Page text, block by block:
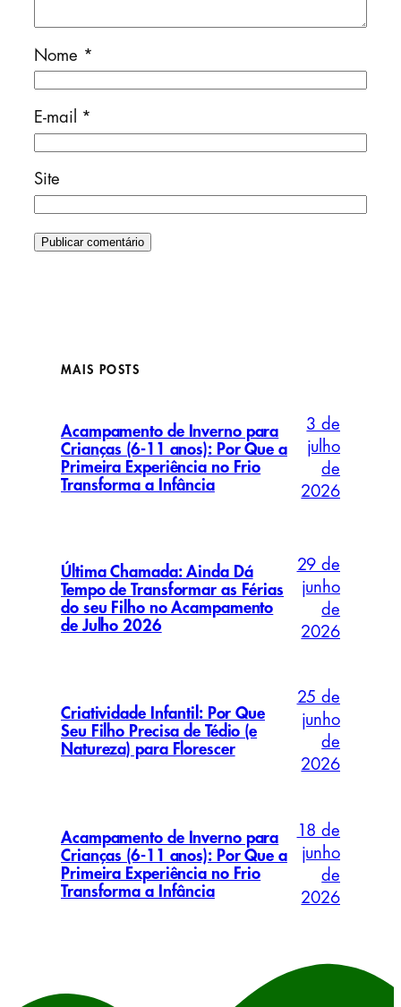
Nome *
E-mail *
Site
MAIS POSTS
Acampamento de Inverno para
Crianças (6-11 anos): Por Que a
Primeira Experiência no Frio
Transforma a Infância
3 de
julho
de
2026
Última Chamada: Ainda Dá
Tempo de Transformar as Férias
do seu Filho no Acampamento
de Julho 2026
29 de
junho
de
2026
Criatividade Infantil: Por Que
Seu Filho Precisa de Tédio (e
Natureza) para Florescer
25 de
junho
de
2026
Acampamento de Inverno para
Crianças (6-11 anos): Por Que a
Primeira Experiência no Frio
Transforma a Infância
18 de
junho
de
2026